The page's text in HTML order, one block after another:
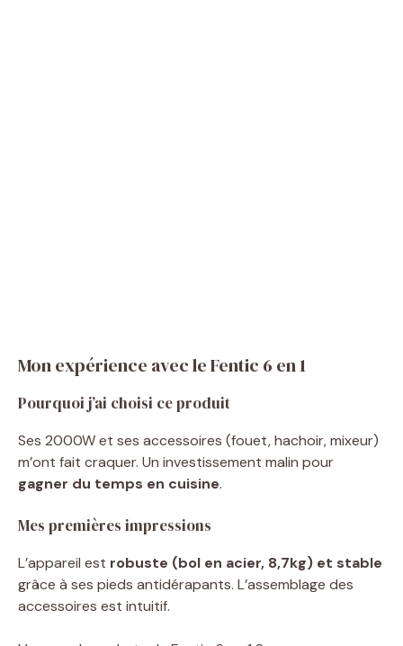
Mon expérience avec le Fentic 6 en 1
Pourquoi j’ai choisi ce produit
Ses 2000W et ses accessoires (fouet, hachoir, mixeur)
m’ont fait craquer. Un investissement malin pour
gagner du temps en cuisine.
Mes premières impressions
L’appareil est robuste (bol en acier, 8,7kg) et stable
grâce à ses pieds antidérapants. L’assemblage des
accessoires est intuitif.